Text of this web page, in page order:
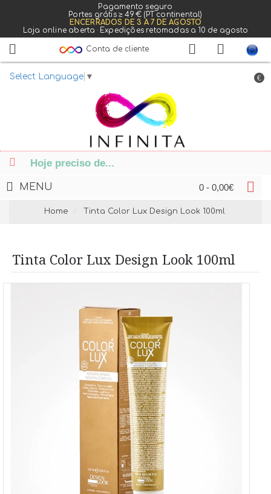
Pagamento seguro
Portes grátis ≥ 49 € (PT continental)
ENCERRADOS DE 3 A 7 DE AGOSTO
Loja online aberta · Expedições retomadas a 10 de agosto
Select Language ▼
Conta de cliente
€
0 - 0,00€
MENU
Home Tinta Color Lux Design Look 100ml
Tinta Color Lux Design Look 100ml